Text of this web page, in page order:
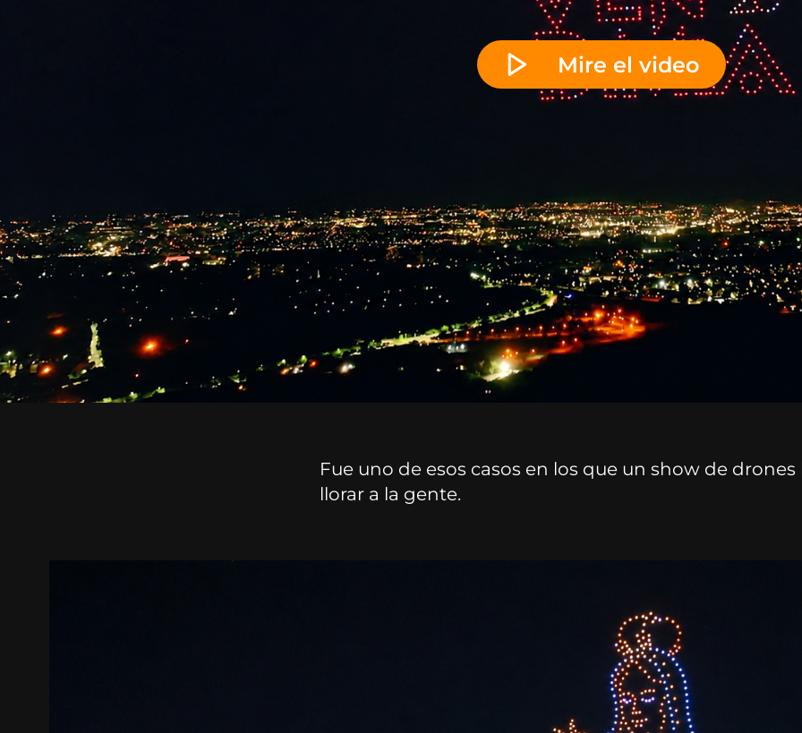
Mire el video
Fue uno de esos casos en los que un show de drones
llorar a la gente.